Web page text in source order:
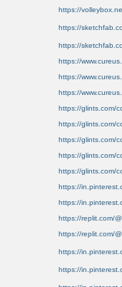
https://
https://
https://
https://
https://
https://
https://glints.com/
https://glints.com/
https://glints.com/
https://glints.com/
https://glints.com/
https://
https://
https://replit.com/
https://replit.com/
https://
https://